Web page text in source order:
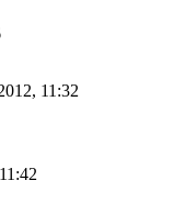
11:32